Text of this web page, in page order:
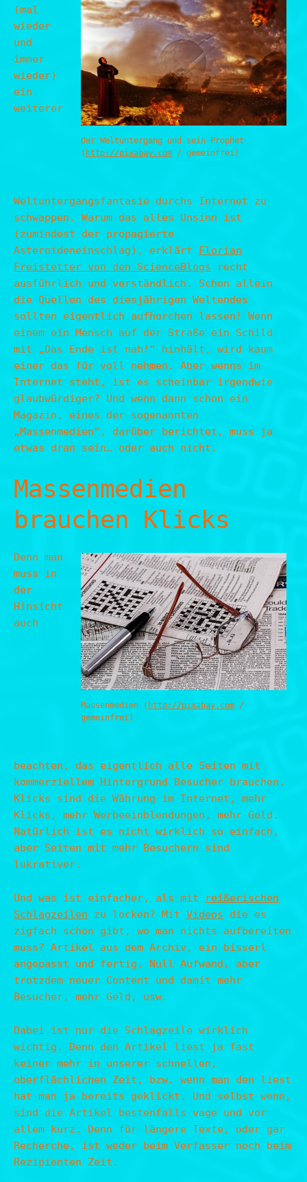
Der Weltuntergang und sein Prophet
( http://pixabay.com / gemeinfrei)
(mal
wieder
und
immer
wieder)
ein
weiterer
Weltuntergangsfantasie durchs Internet zu
schwappen. Warum das alles Unsinn ist
(zumindest der propagierte
Asteroideneinschlag), erklärt Florian
Freistetter von den ScienceBlogs recht
ausführlich und verständlich. Schon allein
die Quellen des diesjährigen Weltendes
sollten eigentlich aufhorchen lassen! Wenn
einem ein Mensch auf der Straße ein Schild
mit „Das Ende ist nah!“ hinhält, wird kaum
einer das für voll nehmen. Aber wenns im
Internet steht, ist es scheinbar irgendwie
glaubwürdiger? Und wenn dann schon ein
Magazin, eines der sogenannten
„Massenmedien“, darüber berichtet, muss ja
etwas dran sein… oder auch nicht.
Massenmedien
brauchen Klicks
Massenmedien ( http://pixabay.com /
gemeinfrei)
Denn man
muss in
der
Hinsicht
auch
beachten, das eigentlich alle Seiten mit
kommerziellem Hintergrund Besucher brauchen.
Klicks sind die Währung im Internet, mehr
Klicks, mehr Werbeeinblendungen, mehr Geld.
Natürlich ist es nicht wirklich so einfach,
aber Seiten mit mehr Besuchern sind
lukrativer.
Und was ist einfacher, als mit
reißerischen
Schlagzeilen zu locken? Mit Videos die es
zigfach schon gibt, wo man nichts aufbereiten
muss? Artikel aus dem Archiv, ein bisserl
angepasst und fertig. Null Aufwand, aber
trotzdem neuer Content und damit mehr
Besucher, mehr Geld, usw.
Dabei ist nur die Schlagzeile wirklich
wichtig. Denn den Artikel liest ja fast
keiner mehr in unserer schnellen,
oberflächlichen Zeit, bzw. wenn man den liest
hat man ja bereits geklickt. Und selbst wenn,
sind die Artikel bestenfalls vage und vor
allem kurz. Denn für längere Texte, oder gar
Recherche, ist weder beim Verfasser noch beim
Rezipienten Zeit.